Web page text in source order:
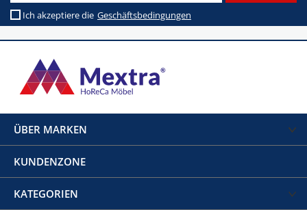
Ich akzeptiere die Geschäftsbedingungen
ÜBER MARKEN
KUNDENZONE
KATEGORIEN